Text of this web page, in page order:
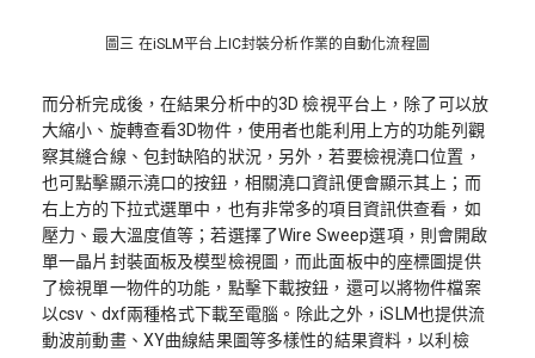
圖三 在iSLM平台上IC封裝分析作業的自動化流程圖
而分析完成後，在結果分析中的3D 檢視平台上，除了可以放
大縮小、旋轉查看3D物件，使用者也能利用上方的功能列觀
察其縫合線、包封缺陷的狀況，另外，若要檢視澆口位置，
也可點擊顯示澆口的按鈕，相關澆口資訊便會顯示其上；而
右上方的下拉式選單中，也有非常多的項目資訊供查看，如
壓力、最大溫度值等；若選擇了Wire Sweep選項，則會開啟
單一晶片封裝面板及模型檢視圖，而此面板中的座標圖提供
了檢視單一物件的功能，點擊下載按鈕，還可以將物件檔案
以csv、dxf兩種格式下載至電腦。除此之外，iSLM也提供流
動波前動畫、XY曲線結果圖等多樣性的結果資料，以利檢